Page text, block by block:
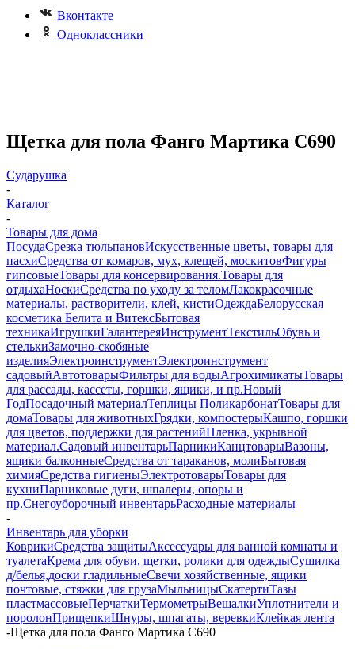
Вконтакте
Одноклассники
Щетка для пола Фанго Мартика С690
Сударушка
-
Каталог
-
Товары для дома
ПосудаСрезка тюльпановИскусственные цветы, товары для
пасхиСредства от комаров, мух, клещей, москитовФигуры
гипсовыеТовары для консервирования.Товары для
отдыхаНоскиСредства по уходу за теломЛакокрасочные
материалы, растворители, клей, кистиОдеждаБелорусская
косметика Белита и ВитексБытовая
техникаИгрушкиГалантереяИнструментТекстильОбувь и
стелькиЗамочно-скобяные
изделияЭлектроинструментЭлектроинструмент
садовыйАвтотоварыФильтры для водыАгрохимикатыТовары
для рассады, кассеты, горшки, ящики, и пр.Новый
ГодПосадочный материалТеплицы ПоликарбонатТовары для
домаТовары для животныхГрядки, компостерыКашпо, горшки
для цветов, поддержки для растенийПленка, укрывной
материал.Садовый инвентарьПарникиКанцтоварыВазоны,
ящики балконныеСредства от тараканов, молиБытовая
химияСредства гигиеныЭлектротоварыТовары для
кухниПарниковые дуги, шпалеры, опоры и
пр.Снегоуборочный инвентарьРасходные материалы
-
Инвентарь для уборки
КоврикиСредства защитыАксессуары для ванной комнаты и
туалетаКрема для обуви, щетки, ролики для одеждыСушилка
д/белья,доски гладильныеСвечи хозяйственные, ящики
почтовые, стяжки для грузаМыльницыСкатертиТазы
пластмассовыеПерчаткиТермометрыВешалкиУплотнители и
поролонПрищепкиШнуры, шпагаты, веревкиКлейкая лента
-Щетка для пола Фанго Мартика С690